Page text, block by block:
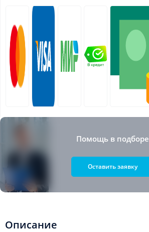
Помощь в подборе
Оставить заявку
Описание